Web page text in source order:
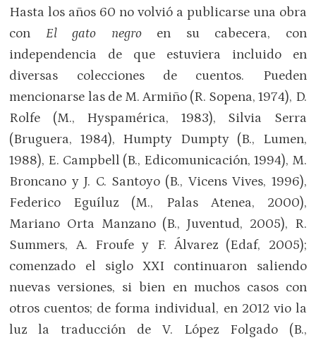
Hasta los años 60 no volvió a publicarse una obra
con El gato negro en su cabecera, con
independencia de que estuviera incluido en
diversas colecciones de cuentos. Pueden
mencionarse las de M. Armiño (R. Sopena, 1974), D.
Rolfe (M., Hyspamérica, 1983), Silvia Serra
(Bruguera, 1984), Humpty Dumpty (B., Lumen,
1988), E. Campbell (B., Edicomunicación, 1994), M.
Broncano y J. C. Santoyo (B., Vicens Vives, 1996),
Federico Eguíluz (M., Palas Atenea, 2000),
Mariano Orta Manzano (B., Juventud, 2005), R.
Summers, A. Froufe y F. Álvarez (Edaf, 2005);
comenzado el siglo XXI continuaron saliendo
nuevas versiones, si bien en muchos casos con
otros cuentos; de forma individual, en 2012 vio la
luz la traducción de V. López Folgado (B.,